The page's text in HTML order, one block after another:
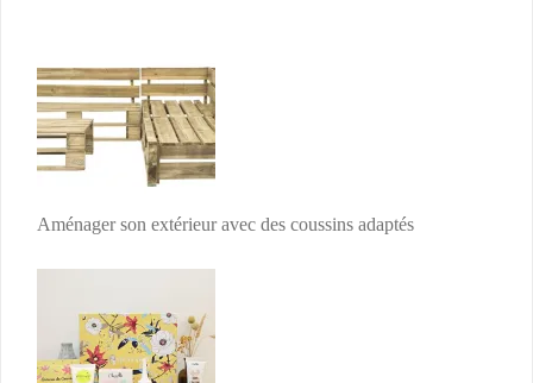
Aménager son extérieur avec des coussins adaptés